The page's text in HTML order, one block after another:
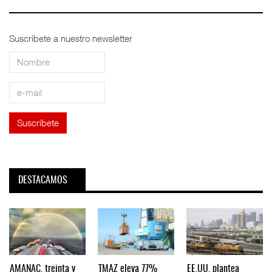
Suscríbete a nuestro newsletter
DESTACAMOS
AMANAC, treinta y TMAZ eleva 77% EE.UU. plantea